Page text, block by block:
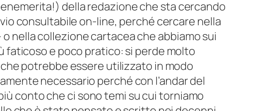
della redazione che sta cercando
consultabile on-line, perché cercare nella
nella collezione cartacea che abbiamo sui
faticoso e poco pratico: si perde molto
potrebbe essere utilizzato in modo
necessario perché con l’andar del
conto che ci sono temi su cui torniamo